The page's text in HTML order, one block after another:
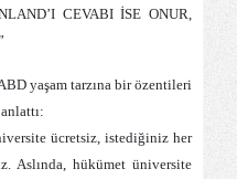
CEVABI İSE ONUR,
yaşam tarzına bir özentileri
ücretsiz, istediğiniz her
Aslında, hükümet üniversite